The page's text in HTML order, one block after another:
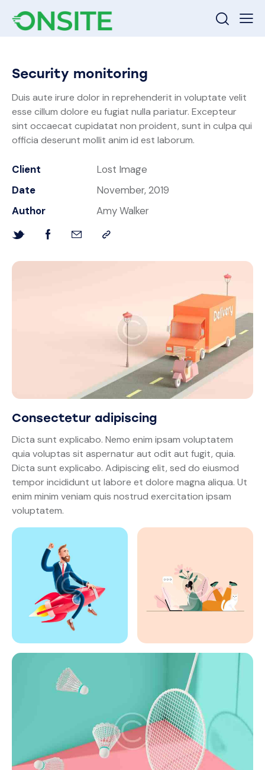
Security monitoring
Consectetur adipiscing
Dicta sunt explicabo. Nemo enim ipsam voluptatem
quia voluptas sit aspernatur aut odit aut fugit, quia.
Dicta sunt explicabo. Adipiscing elit, sed do eiusmod
tempor incididunt ut labore et dolore magna aliqua. Ut
enim minim veniam quis nostrud exercitation ipsam
voluptatem.
Duis aute irure dolor in reprehenderit in voluptate velit
esse cillum dolore eu fugiat nulla pariatur. Excepteur
sint occaecat cupidatat non proident, sunt in culpa qui
officia deserunt mollit anim id est laborum.
Client
Lost Image
Date
November, 2019
Author
Amy Walker